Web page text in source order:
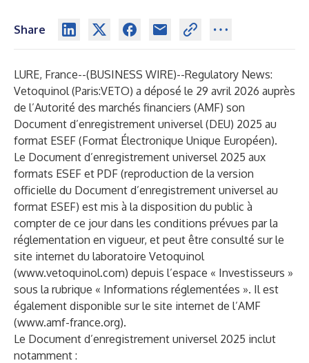
Share
LURE, France--(BUSINESS WIRE)--Regulatory News:
Vetoquinol (Paris:VETO) a déposé le 29 avril 2026 auprès
de l’Autorité des marchés financiers (AMF) son
Document d’enregistrement universel (DEU) 2025 au
format ESEF (Format Électronique Unique Européen).
Le Document d’enregistrement universel 2025 aux
formats ESEF et PDF (reproduction de la version
officielle du Document d’enregistrement universel au
format ESEF) est mis à la disposition du public à
compter de ce jour dans les conditions prévues par la
réglementation en vigueur, et peut être consulté sur le
site internet du laboratoire Vetoquinol
(www.vetoquinol.com) depuis l’espace « Investisseurs »
sous la rubrique « Informations réglementées ». Il est
également disponible sur le site internet de l’AMF
(www.amf-france.org).
Le Document d’enregistrement universel 2025 inclut
notamment :